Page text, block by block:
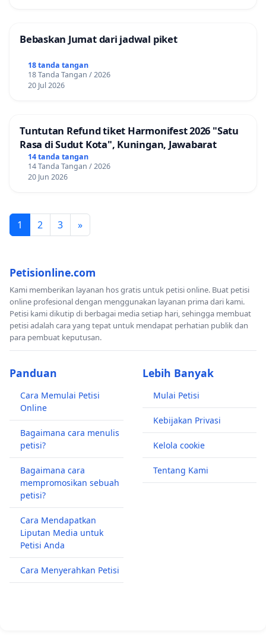
Bebaskan Jumat dari jadwal piket
18 tanda tangan
18 Tanda Tangan / 2026
20 Jul 2026
Tuntutan Refund tiket Harmonifest 2026 "Satu
Rasa di Sudut Kota", Kuningan, Jawabarat
14 tanda tangan
14 Tanda Tangan / 2026
20 Jun 2026
1 2 3 »
Petisionline.com
Kami memberikan layanan hos gratis untuk petisi online. Buat petisi
online profesional dengan menggunakan layanan prima dari kami.
Petisi kami dikutip di berbagai media setiap hari, sehingga membuat
petisi adalah cara yang tepat untuk mendapat perhatian publik dan
para pembuat keputusan.
Panduan
Cara Memulai Petisi
Online
Bagaimana cara menulis
petisi?
Bagaimana cara
mempromosikan sebuah
petisi?
Cara Mendapatkan
Liputan Media untuk
Petisi Anda
Cara Menyerahkan Petisi
Lebih Banyak
Mulai Petisi
Kebijakan Privasi
Kelola cookie
Tentang Kami